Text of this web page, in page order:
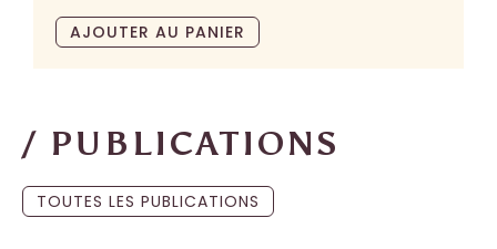
AJOUTER AU PANIER
/ PUBLICATIONS
TOUTES LES PUBLICATIONS